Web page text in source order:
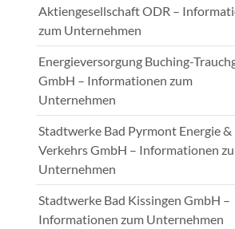
Aktiengesellschaft ODR –
zum Unternehmen
Energieversorgung Buching-
GmbH – Informationen zum
Unternehmen
Stadtwerke Bad Pyrmont Energie &
Verkehrs GmbH – Informationen
Unternehmen
Stadtwerke Bad Kissingen GmbH –
Informationen zum Unternehmen